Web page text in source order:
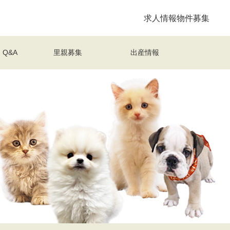
求人情報物件募集
Q&A 里親募集 出産情報